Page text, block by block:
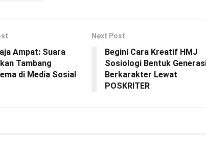
Ampat: Suara
Tambang
di Media Sosial
Next Post
Begini Cara Kreatif HMJ
Sosiologi Bentuk
Berkarakter Lewat
POSKRITER